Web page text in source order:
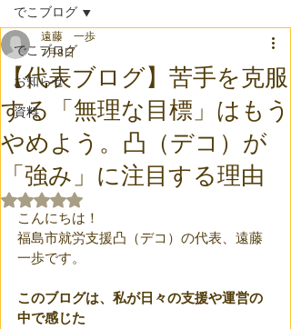
でこブログ
お知らせ
資料
でこブログ
【代表ブログ】苦手を克服
する「無理な目標」はもう
やめよう。凸（デコ）が
「強み」に注目する理由
遠藤 一歩
7月8日
5つ星のうちNaNと評価されています。
こんにちは！
福島市就労支援凸（デコ）の代表、遠藤
一歩です。
このブログは、私が日々の支援や運営の
中で感じた